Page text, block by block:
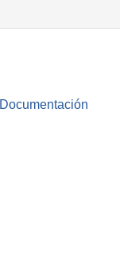
Documentación